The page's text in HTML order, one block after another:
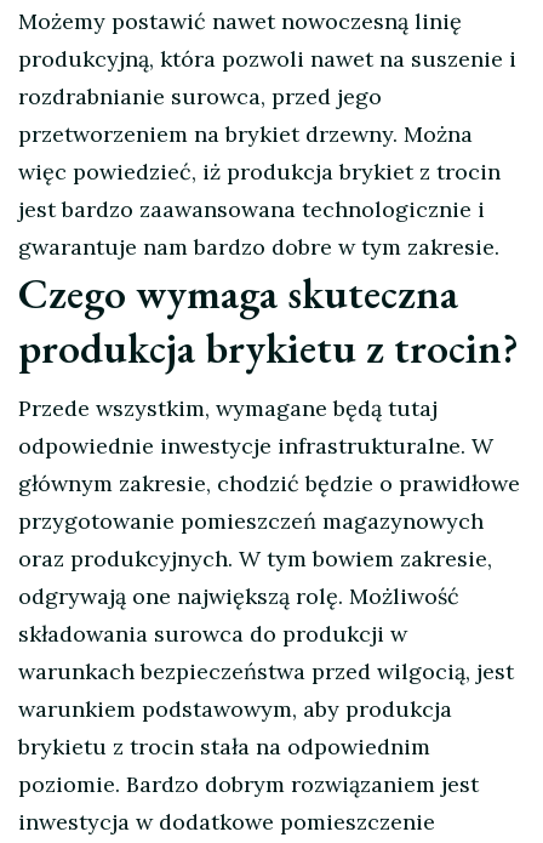
Możemy postawić nawet nowoczesną linię
produkcyjną, która pozwoli nawet na suszenie i
rozdrabnianie surowca, przed jego
przetworzeniem na brykiet drzewny. Można
więc powiedzieć, iż produkcja brykiet z trocin
jest bardzo zaawansowana technologicznie i
gwarantuje nam bardzo dobre w tym zakresie.
Czego wymaga skuteczna
produkcja brykietu z trocin?
Przede wszystkim, wymagane będą tutaj
odpowiednie inwestycje infrastrukturalne. W
głównym zakresie, chodzić będzie o prawidłowe
przygotowanie pomieszczeń magazynowych
oraz produkcyjnych. W tym bowiem zakresie,
odgrywają one największą rolę. Możliwość
składowania surowca do produkcji w
warunkach bezpieczeństwa przed wilgocią, jest
warunkiem podstawowym, aby produkcja
brykietu z trocin stała na odpowiednim
poziomie. Bardzo dobrym rozwiązaniem jest
inwestycja w dodatkowe pomieszczenie